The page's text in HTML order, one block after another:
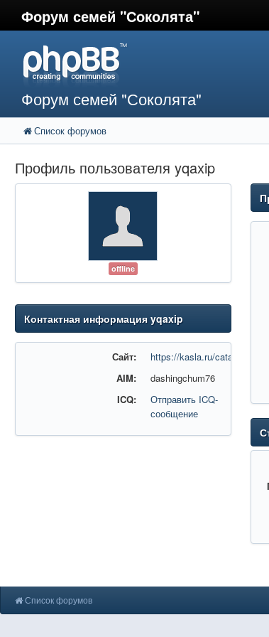
Форум семей "Соколята"
Форум семей "Соколята"
Список форумов
Профиль пользователя yqaxip
offline
Контактная информация yqaxip
Сайт:
https://kasla.ru/catalog/
AIM:
dashingchum76
ICQ:
Отправить ICQ-
сообщение
Список форумов